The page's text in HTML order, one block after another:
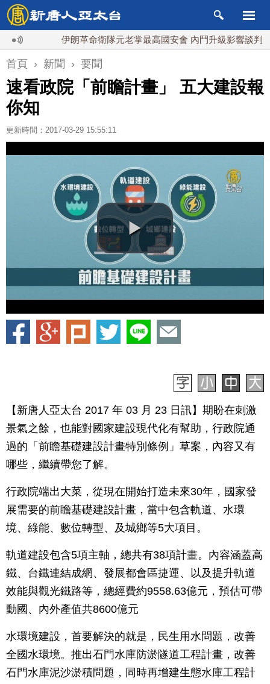
伊朗革命衛隊元老掌最高國安會 內鬥升級影響談判？
首頁 › 新聞 › 要聞
速看政院「前瞻計畫」 五大建設報
你知
更新時間：2017-03-29 15:55:11
【新唐人亞太台 2017 年 03 月 23 日訊】期盼在刺激
景氣之餘，也能對國家建設現代化有幫助，行政院通
過的「前瞻基礎建設計畫特別條例」草案，內容又有
哪些，繼續帶您了解。
行政院端出大菜，從現在開始打造未來30年，國家發
展需要的前瞻基礎建設計畫，當中包含軌道、水環
境、綠能、數位轉型、及城鄉等5大項目。
軌道建設包含5項主軸，總共有38項計畫。內容涵蓋高
鐵、台鐵連結成網、發展都會區捷運、以及提升軌道
效能與觀光鐵路等，總經費約9558.63億元，預估可帶
動國、內外產值共8600億元
水環境建設，首要解決的就是，民生用水問題，改善
全國水環境。推出石門水庫防淤隧道工程計畫，改善
石門水庫泥沙淤積問題，同時再增建生態水庫工程計